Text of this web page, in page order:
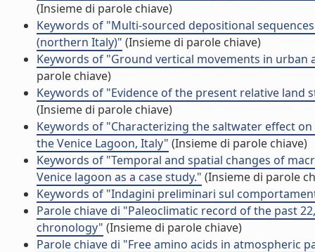
(Insieme di parole chiave)
Keywords of "Multi-sourced depositional
(northern Italy)" (Insieme di parole chiave)
Keywords of "Ground vertical movements in urban
parole chiave)
Keywords of "Evidence of the present relative land
(Insieme di parole chiave)
Keywords of "Characterizing the saltwater effect
the Venice Lagoon, Italy" (Insieme di parole chiave)
Keywords of "Temporal and spatial changes of
Venice lagoon as a case study." (Insieme di parole
Keywords of "Indagini preliminari sul
Parole chiave di "Paleoclimatic record of the past
chronology" (Insieme di parole chiave)
Parole chiave di "Free amino acids in atmospheric